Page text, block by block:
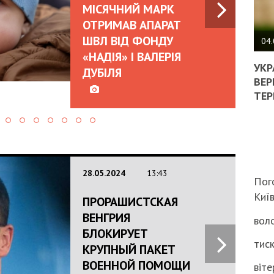
МІСЯЧНИЙ МАРК
ОТРИМАВ АПАРАТ
ШВЛ ВІД ФОНДУ
«НАДІЯ» І ВАЛЕРІЯ
ДУБІЛЯ
28.05.2024 13:43
ПРОРАШИСТСКАЯ
ВЕНГРИЯ
БЛОКИРУЕТ
КРУПНЫЙ ПАКЕТ
ВОЕННОЙ ПОМОЩИ
НА
Київ